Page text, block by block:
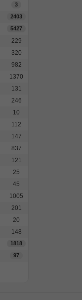
3
2403
5427
229
320
982
1370
131
246
10
112
147
837
121
25
45
1005
201
20
148
1818
97